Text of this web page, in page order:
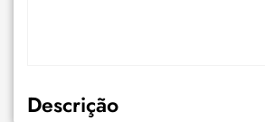
Descrição